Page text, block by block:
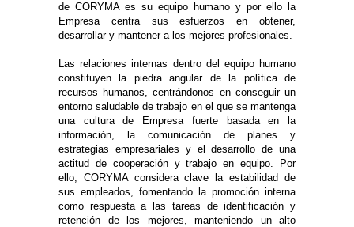
de CORYMA es su equipo humano y por ello la
Empresa centra sus esfuerzos en obtener,
desarrollar y mantener a los mejores profesionales.
Las relaciones internas dentro del equipo humano
constituyen la piedra angular de la política de
recursos humanos, centrándonos en conseguir un
entorno saludable de trabajo en el que se mantenga
una cultura de Empresa fuerte basada en la
información, la comunicación de planes y
estrategias empresariales y el desarrollo de una
actitud de cooperación y trabajo en equipo. Por
ello, CORYMA considera clave la estabilidad de
sus empleados, fomentando la promoción interna
como respuesta a las tareas de identificación y
retención de los mejores, manteniendo un alto